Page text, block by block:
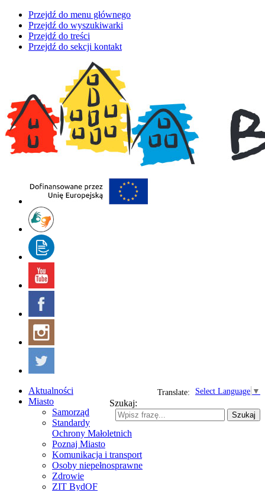
Przejdź do menu głównego
Przejdź do wyszukiwarki
Przejdź do treści
Przejdź do sekcji kontakt
Select Language ▼
Translate:
Szukaj:
Szukaj
Aktualności
Miasto
Samorząd
Standardy
Ochrony Małoletnich
Poznaj Miasto
Komunikacja i transport
Osoby niepełnosprawne
Zdrowie
ZIT BydOF